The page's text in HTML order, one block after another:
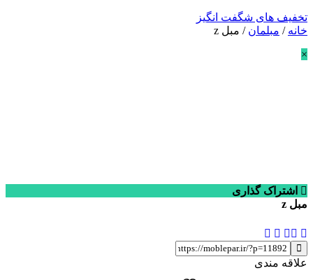
تخفیف های شگفت انگیز
خانه / مبلمان / مبل z
×
اشتراک گذاری
مبل z
علاقه مندی